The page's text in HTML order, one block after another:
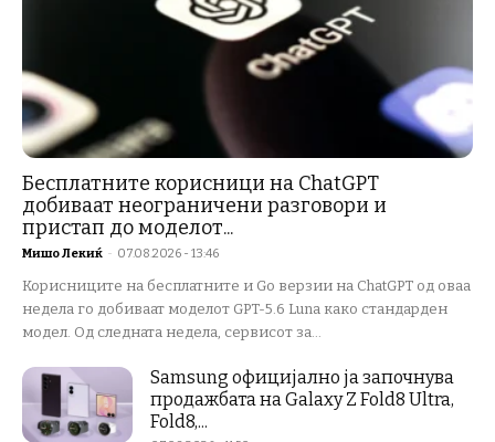
Бесплатните корисници на ChatGPT
добиваат неограничени разговори и
пристап до моделот...
Мишо Лекиќ - 07.08.2026 - 13:46
Корисниците на бесплатните и Go верзии на ChatGPT од оваа
недела го добиваат моделот GPT-5.6 Luna како стандарден
модел. Од следната недела, сервисот за...
Samsung официјално ја започнува
продажбата на Galaxy Z Fold8 Ultra,
Fold8,...